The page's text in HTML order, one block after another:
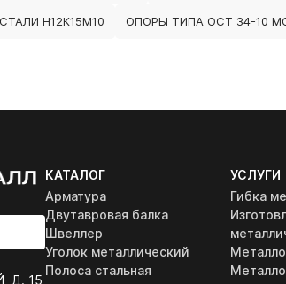
Н12К15М10 ОПОРЫ ТИПА ОСТ 34-10
Д. 15
КАТАЛОГ
Арматура
Двутавровая балка
Швеллер
Уголок металлический
Полоса стальная
УСЛУГИ
Гибка